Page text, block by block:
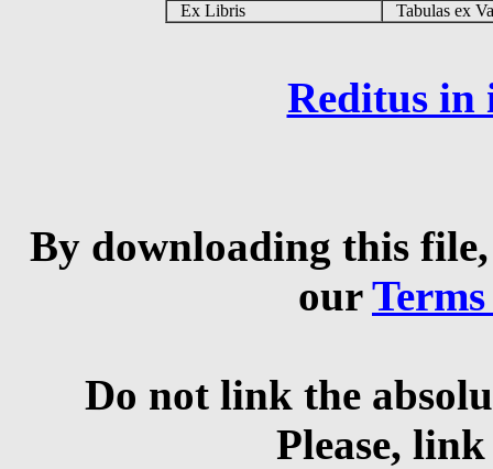
Ex Libris
Tabulas ex
Reditus in
By downloading this
our
Do not link the
Please,